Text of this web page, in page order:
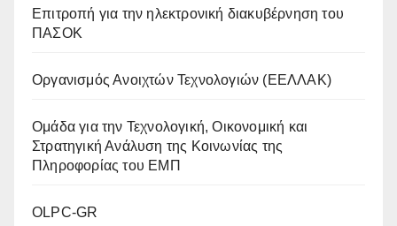
Επιτροπή για την ηλεκτρονική διακυβέρνηση του
ΠΑΣΟΚ
Οργανισμός Ανοιχτών Τεχνολογιών (ΕΕΛΛΑΚ)
Oμάδα για την Τεχνολογική, Οικονομική και
Στρατηγική Ανάλυση της Κοινωνίας της
Πληροφορίας του ΕΜΠ
OLPC-GR